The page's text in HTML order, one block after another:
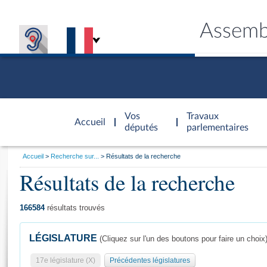
Accueil
d'accueil
Vos
députés
Travaux
parlementaires
Général
Vous
Accueil Recherche sur... Résultats de la recherche
Résultats de la recherche
166584résultats trouvés
LÉGISLATURE (Cliquez sur l'un des boutons pour faire un choix)
17e législature (X) Précédentes législatures